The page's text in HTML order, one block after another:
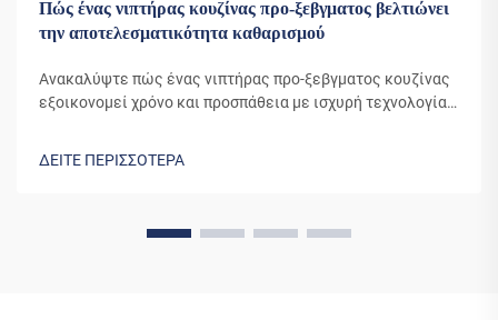
Πώς ένας νιπτήρας κουζίνας προ-ξεβγματος βελτιώνει
την αποτελεσματικότητα καθαρισμού
Ανακαλύψτε πώς ένας νιπτήρας προ-ξεβγματος κουζίνας
εξοικονομεί χρόνο και προσπάθεια με ισχυρή τεχνολογία
ΔΕΙΤΕ ΠΕΡΙΣΣΟΤΕΡΑ